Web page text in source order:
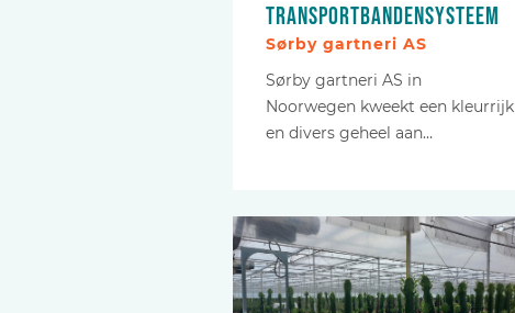
Transportbandensysteem
Sørby gartneri AS
Sørby gartneri AS in
Noorwegen kweekt een kleurrijk
en divers geheel aan…